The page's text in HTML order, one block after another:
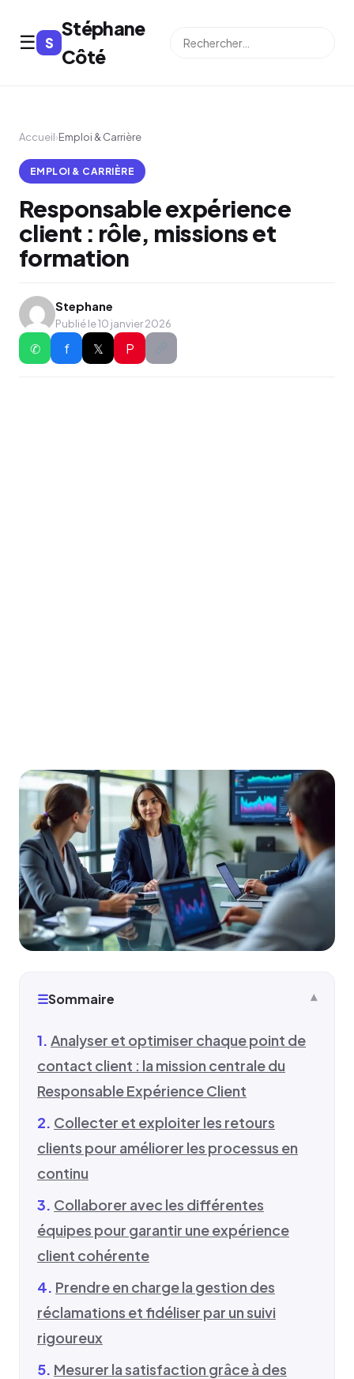
☰ S
Stéphane
Côté
Accueil›Emploi & Carrière
EMPLOI & CARRIÈRE
Responsable expérience
client : rôle, missions et
formation
Stephane
Publié le 10 janvier 2026
✆ f 𝕏 P
☰Sommaire
Analyser et optimiser chaque point de
contact client : la mission centrale du
Responsable Expérience Client
Collecter et exploiter les retours
clients pour améliorer les processus en
continu
Collaborer avec les différentes
équipes pour garantir une expérience
client cohérente
Prendre en charge la gestion des
réclamations et fidéliser par un suivi
rigoureux
Mesurer la satisfaction grâce à des